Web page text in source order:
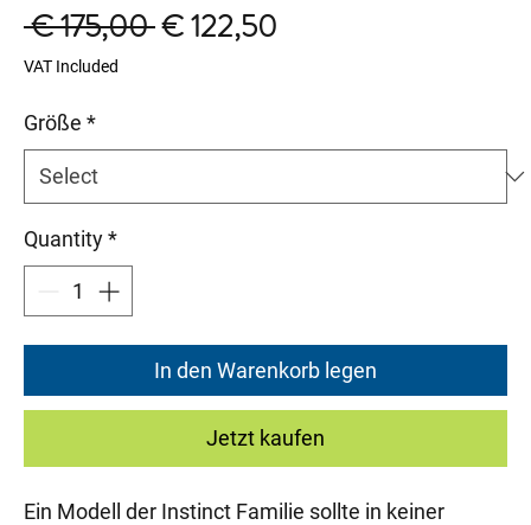
€ 175,00 Regular
€ 122,50
VAT Included
Größe *
Quantity*
In den Warenkorb legen
Jetzt kaufen
Ein Modell der Instinct Familie sollte in keiner